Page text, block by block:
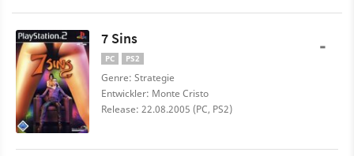
7 Sins
PC PS2
Genre: Strategie
Entwickler: Monte Cristo
Release: 22.08.2005 (PC, PS2)
-